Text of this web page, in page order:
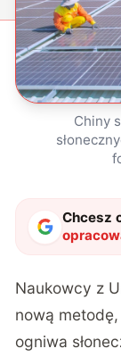
Chiny
Chcesz
Naukowcy z
nową
ogniwa